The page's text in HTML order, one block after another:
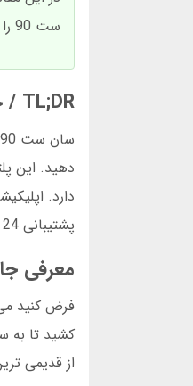
ست 90 را با مثال های عملی یاد می گیرید. من هر قدم را شخصاً تست کرده ام.
TL;DR / خلاصه سریع
پشتیبانی 24 ساعته از طریق سان ست 90 تلگرام فعال است. بررسی های مستقل نشان می دهد سان ست 90 معتبر است.
معرفی